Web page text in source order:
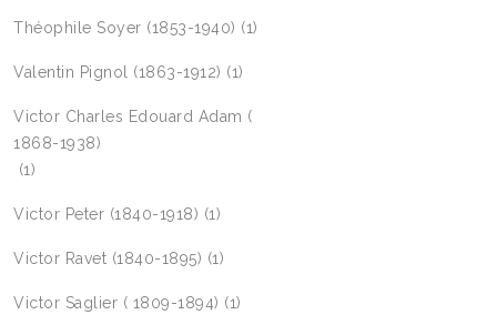
Théophile Soyer (1853-1940) (1)
Valentin Pignol (1863-1912) (1)
Victor Charles Edouard Adam (
1868-1938)
(1)
Victor Peter (1840-1918) (1)
Victor Ravet (1840-1895) (1)
Victor Saglier ( 1809-1894) (1)